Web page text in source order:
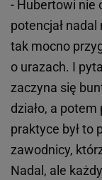
- Hubertowi nie
potencjał
tak mocno
o urazach. I
zaczyna się
działo, a
praktyce był to
zawodnicy,
Nadal, ale